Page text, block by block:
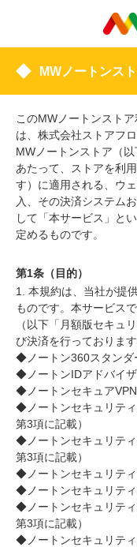
MWノートンス
このMWノートンスト
は、株式会社ストアフ
MWノートンストア（
あたって、ストアを利
す）に適用される、ウ
入、その決済システム
して「本サービス」と
定めるものです。
第1条（目的）
1. 本規約は、当社が提
ものです。本サービス
（以下「月額版セキュ
び決済を行っております
◆ノートン360スタンダ
◆ノートンIDアドバイ
◆ノートンセキュアVPN
◆ノートンセキュリテ
第3項に記載）
◆ノートンセキュリテ
第3項に記載）
◆ノートンセキュリテ
◆ノートンセキュリテ
◆ノートンセキュリテ
第3項に記載）
◆ノートンセキュリテ